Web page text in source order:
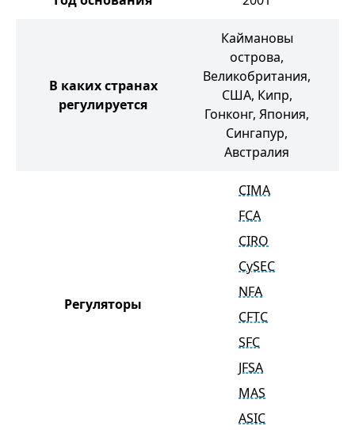
В каких странах
регулируется
Каймановы
острова,
Великобритания,
США, Кипр,
Гонконг, Япония,
Сингапур,
Австралия
Регуляторы
CIMA
FCA
CIRO
CySEC
NFA
CFTC
SFC
JFSA
MAS
ASIC